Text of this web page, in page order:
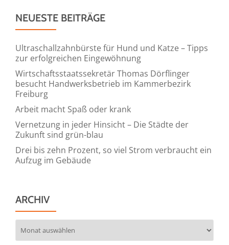
NEUESTE BEITRÄGE
Ultraschallzahnbürste für Hund und Katze – Tipps
zur erfolgreichen Eingewöhnung
Wirtschaftsstaatssekretär Thomas Dörflinger
besucht Handwerksbetrieb im Kammerbezirk
Freiburg
Arbeit macht Spaß oder krank
Vernetzung in jeder Hinsicht – Die Städte der
Zukunft sind grün-blau
Drei bis zehn Prozent, so viel Strom verbraucht ein
Aufzug im Gebäude
ARCHIV